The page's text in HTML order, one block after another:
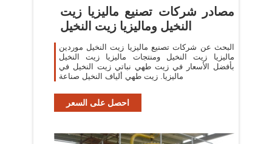
مصادر شركات تصنيع ماليزيا زيت
النخيل وماليزيا زيت النخيل
البحث عن شركات تصنيع ماليزيا زيت النخيل موردين
ماليزيا زيت النخيل ومنتجات ماليزيا زيت النخيل
بأفضل الأسعار في زيت طهي نباتي زيت النخيل في
ماليزيا. زيت طهي ألياف النخيل صناعة
احصل على السعر